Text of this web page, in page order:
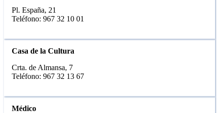
Pl. España, 21
Teléfono: 967 32 10 01
Casa de la Cultura
Crta. de Almansa, 7
Teléfono: 967 32 13 67
Médico